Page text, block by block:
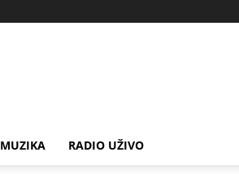
MUZIKA RADIO UŽIVO